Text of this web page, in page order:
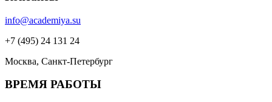
info@academiya.su
+7 (495) 24 131 24
Москва, Санкт-Петербург
ВРЕМЯ РАБОТЫ